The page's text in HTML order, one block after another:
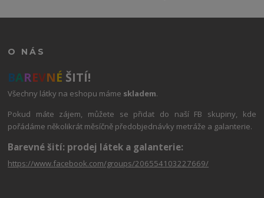
O NÁS
BAREVNÉ ŠITÍ!
Všechny látky na eshopu máme skladem.
Pokud máte zájem, můžete se přidat do naší FB skupiny, kde
pořádáme několikrát měsíčně předobjednávky metráže a galanterie.
Barevné šití: prodej látek a galanterie:
https://www.facebook.com/groups/206554103227669/